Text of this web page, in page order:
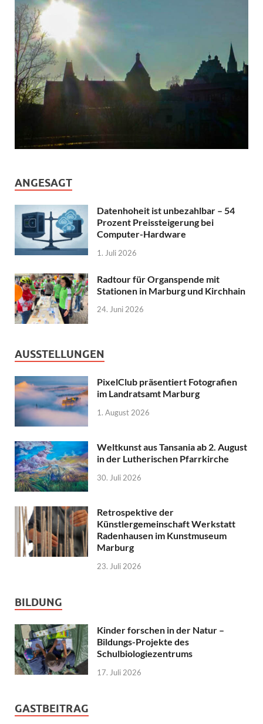
ANGESAGT
Datenhoheit ist unbezahlbar – 54
Prozent Preissteigerung bei
Computer-Hardware
1. Juli 2026
Radtour für Organspende mit
Stationen in Marburg und Kirchhain
24. Juni 2026
AUSSTELLUNGEN
PixelClub präsentiert Fotografien
im Landratsamt Marburg
1. August 2026
Weltkunst aus Tansania ab 2. August
in der Lutherischen Pfarrkirche
30. Juli 2026
Retrospektive der
Künstlergemeinschaft Werkstatt
Radenhausen im Kunstmuseum
Marburg
23. Juli 2026
BILDUNG
Kinder forschen in der Natur –
Bildungs-Projekte des
Schulbiologiezentrums
17. Juli 2026
GASTBEITRAG